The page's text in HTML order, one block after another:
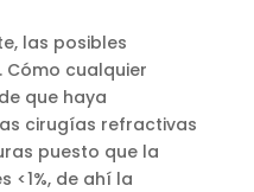
las posibles
Cómo cualquier
que haya
cirugías refractivas
puesto que la
<1%, de ahí la